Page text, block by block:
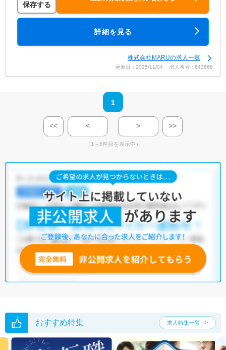
保存する
詳細を見る
株式会社MARUの求人一覧
更新日：2025/11/04 求人番号：643668
1
<< < > >>
（1～6件目を表示中）
おすすめ特集 求人特集一覧